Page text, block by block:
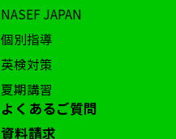
NASEF JAPAN
個別指導
英検対策
夏期講習
よくあるご質問
資料請求